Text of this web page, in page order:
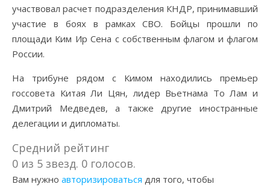
участвовал расчет подразделения КНДР, принимавший
участие в боях в рамках СВО. Бойцы прошли по
площади Ким Ир Сена с собственным флагом и флагом
России.
На трибуне рядом с Кимом находились премьер
госсовета Китая Ли Цян, лидер Вьетнама То Лам и
Дмитрий Медведев, а также другие иностранные
делегации и дипломаты.
Средний рейтинг
0 из 5 звезд. 0 голосов.
Вам нужно авторизироваться для того, чтобы